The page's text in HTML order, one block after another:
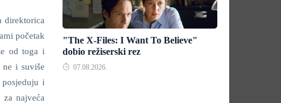
direktorica
početak
od toga i
i suviše
i
najveća
"The X-Files: I Want To Believe"
dobio režiserski rez
07.08.2026.